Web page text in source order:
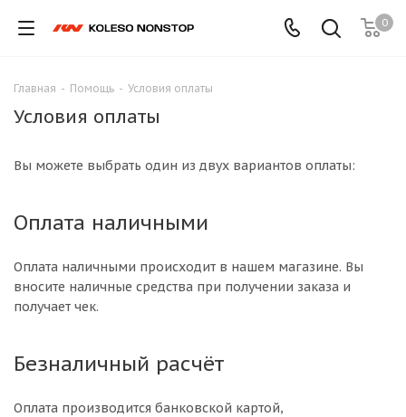
0
Главная - Помощь - Условия оплаты
Условия оплаты
Вы можете выбрать один из двух вариантов оплаты:
Оплата наличными
Оплата наличными происходит в нашем магазине. Вы
вносите наличные средства при получении заказа и
получает чек.
Безналичный расчёт
Оплата производится банковской картой,